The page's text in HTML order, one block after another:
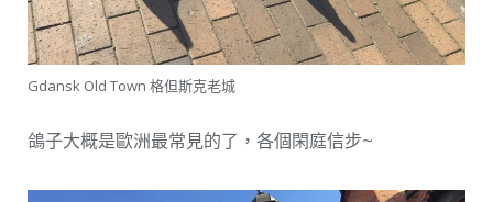
Gdansk Old Town 格但斯克老城
鴿子大概是歐洲最常見的了，各個閑庭信步~